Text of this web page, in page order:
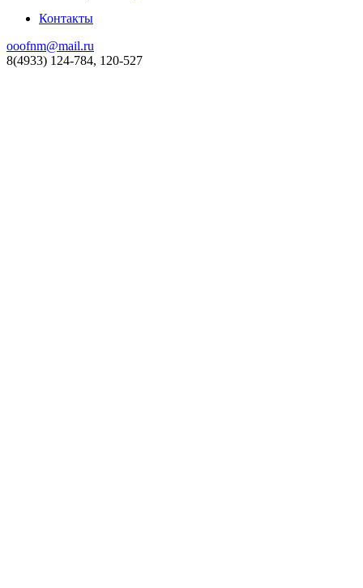
Контакты
ooofnm@mail.ru
8(4933) 124-784, 120-527